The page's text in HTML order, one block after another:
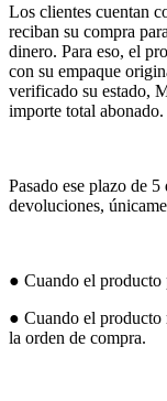
Los clientes cuentan
reciban su compra
dinero. Para eso, el
con su empaque
verificado su estado,
importe total abonado.
Pasado ese plazo de
devoluciones,
● Cuando el producto
● Cuando el producto
la orden de compra.